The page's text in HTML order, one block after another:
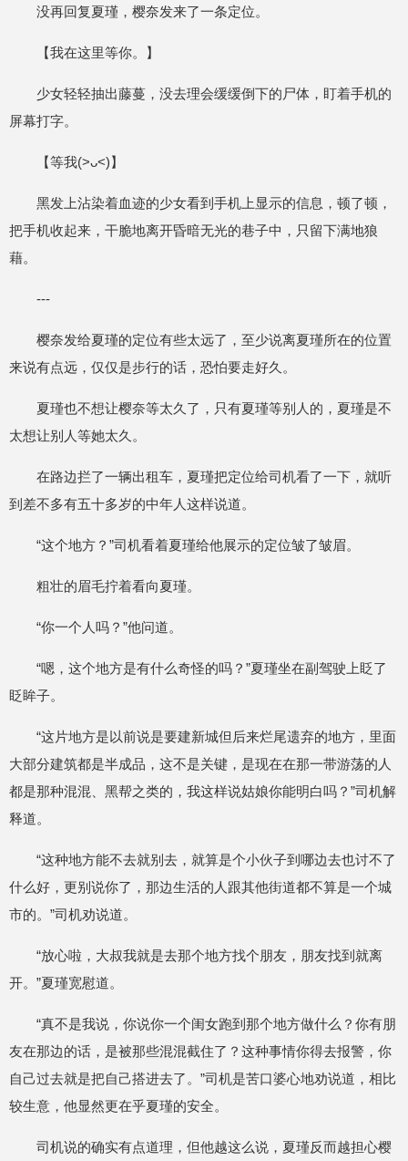
没再回复夏瑾，樱奈发来了一条定位。
【我在这里等你。】
少女轻轻抽出藤蔓，没去理会缓缓倒下的尸体，盯着手机的
屏幕打字。
【等我(˃ᴗ˂)】
黑发上沾染着血迹的少女看到手机上显示的信息，顿了顿，
把手机收起来，干脆地离开昏暗无光的巷子中，只留下满地狼
藉。
---
樱奈发给夏瑾的定位有些太远了，至少说离夏瑾所在的位置
来说有点远，仅仅是步行的话，恐怕要走好久。
夏瑾也不想让樱奈等太久了，只有夏瑾等别人的，夏瑾是不
太想让别人等她太久。
在路边拦了一辆出租车，夏瑾把定位给司机看了一下，就听
到差不多有五十多岁的中年人这样说道。
“这个地方？”司机看着夏瑾给他展示的定位皱了皱眉。
粗壮的眉毛拧着看向夏瑾。
“你一个人吗？”他问道。
“嗯，这个地方是有什么奇怪的吗？”夏瑾坐在副驾驶上眨了
眨眸子。
“这片地方是以前说是要建新城但后来烂尾遗弃的地方，里面
大部分建筑都是半成品，这不是关键，是现在在那一带游荡的人
都是那种混混、黑帮之类的，我这样说姑娘你能明白吗？”司机解
释道。
“这种地方能不去就别去，就算是个小伙子到哪边去也讨不了
什么好，更别说你了，那边生活的人跟其他街道都不算是一个城
市的。”司机劝说道。
“放心啦，大叔我就是去那个地方找个朋友，朋友找到就离
开。”夏瑾宽慰道。
“真不是我说，你说你一个闺女跑到那个地方做什么？你有朋
友在那边的话，是被那些混混截住了？这种事情你得去报警，你
自己过去就是把自己搭进去了。”司机是苦口婆心地劝说道，相比
较生意，他显然更在乎夏瑾的安全。
司机说的确实有点道理，但他越这么说，夏瑾反而越担心樱